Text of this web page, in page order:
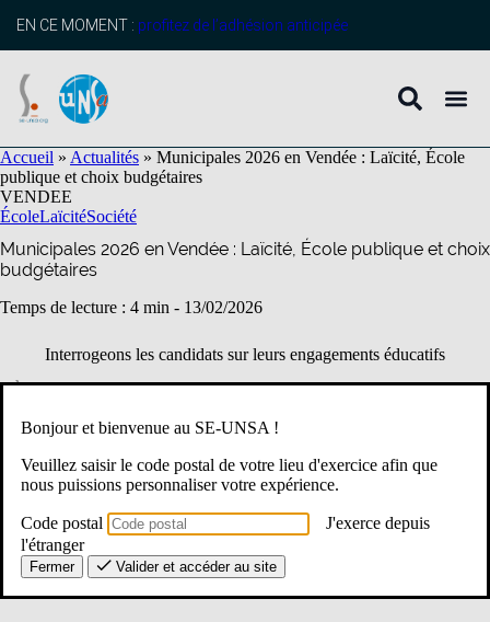
principal
EN CE MOMENT : profitez de l’adhésion anticipée
Accueil » Actualités » Municipales 2026 en Vendée : Laïcité, École
publique et choix budgétaires
VENDEE
ÉcoleLaïcitéSociété
Municipales 2026 en Vendée : Laïcité, École publique et choix
budgétaires
Temps de lecture : 4 min - 13/02/2026
Interrogeons les candidats sur leurs engagements éducatifs
À l’approche des élections municipales de mars 2026, leSE-Unsa
aux valeurs de laïcité et à la priorité donnée à l’École publique.
fonctionnement des écoles primaires, il est légitime d’interroger
les candidates et candidats sur leurs choix en matière de laïcité et
de financement de l’enseignement.
La laïcité : un principe fondateur, pas une option
Bonjour et bienvenue au SE-UNSA !
Veuillez saisir le code postal de votre lieu d'exercice afin que
nous puissions personnaliser votre expérience.
Code postal
J'exerce depuis
l'étranger
Fermer Valider et accéder au site